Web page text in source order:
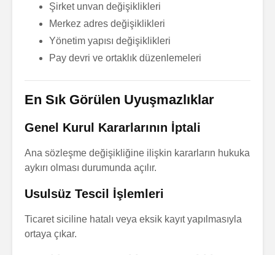
Şirket unvan değişiklikleri
Merkez adres değişiklikleri
Yönetim yapısı değişiklikleri
Pay devri ve ortaklık düzenlemeleri
En Sık Görülen Uyuşmazlıklar
Genel Kurul Kararlarının İptali
Ana sözleşme değişikliğine ilişkin kararların hukuka
aykırı olması durumunda açılır.
Usulsüz Tescil İşlemleri
Ticaret siciline hatalı veya eksik kayıt yapılmasıyla
ortaya çıkar.
İcra – İflas –
Konkordato
Hukuku
Bölünme
Soru Sor
Ticari İşletmenin